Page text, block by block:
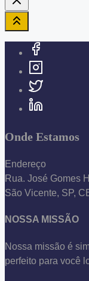
Onde Estamos
Endereço
Rua. José Gomes
São Vicente, SP,
NOSSA MISSÃO
Nossa missão é
perfeito para você